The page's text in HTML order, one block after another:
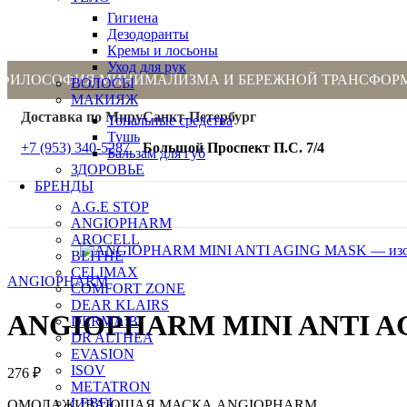
МИНИМАЛИЗМА И БЕРЕЖНОЙ
Доставка по Миру
+7 (953) 340-5287
Санкт-Петербург
Большой Проспект П.С. 7/4
Гигиена
Дезодоранты
Кремы и лосьоны
Уход для рук
ВОЛОСЫ
МАКИЯЖ
Тональные средства
Тушь
Бальзам для губ
ЗДОРОВЬЕ
БРЕНДЫ
A.G.E STOP
ANGIOPHARM
AROCELL
BLITHE
CELIMAX
COMFORT ZONE
DEAR KLAIRS
DERMA:B
DR ALTHEA
EVASION
ISOV
METATRON
LEBEL
ANGIOPHARM
ANGIOPHARM MINI ANTI
276 ₽